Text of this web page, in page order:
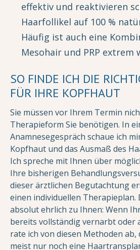
effektiv und reaktivieren
Haarfollikel auf 100 %
Häufig ist auch eine
Mesohair und PRP extrem
SO FINDE ICH DIE
FÜR IHRE KOPFHAUT
Sie müssen vor Ihrem Termin
Therapieform Sie benötigen. In
Anamnesegespräch schaue ich
Kopfhaut und das Ausmaß des
Ich spreche mit Ihnen über
Ihre bisherigen
dieser ärztlichen Begutachtung
einen individuellen Therapieplan.
absolut ehrlich zu Ihnen: Wenn
bereits vollständig vernarbt oder
rate ich von diesen Methoden ab,
meist nur noch eine